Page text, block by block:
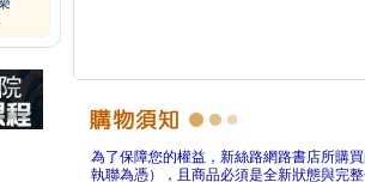
為了保障您的權益，新絲路網路書店所購
執聯為憑），且商品必須是全新狀態與完